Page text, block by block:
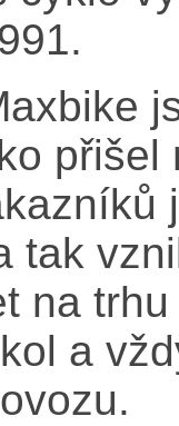
přišel
tak
na
a